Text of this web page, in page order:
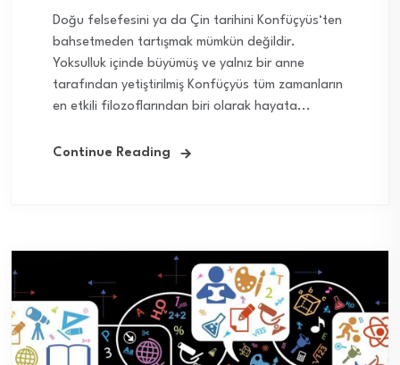
Doğu felsefesini ya da Çin tarihini Konfüçyüs‘ten
bahsetmeden tartışmak mümkün değildir.
Yoksulluk içinde büyümüş ve yalnız bir anne
tarafından yetiştirilmiş Konfüçyüs tüm zamanların
en etkili filozoflarından biri olarak hayata...
Continue Reading